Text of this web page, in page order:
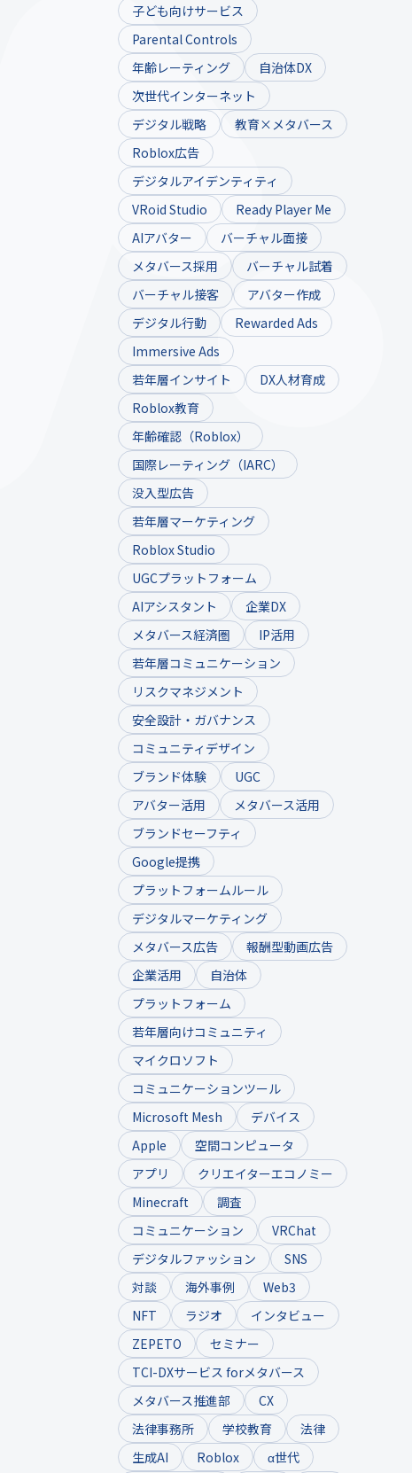
子ども向けサービス
Parental Controls
年齢レーティング
自治体DX
次世代インターネット
デジタル戦略
教育×メタバース
Roblox広告
デジタルアイデンティティ
VRoid Studio
Ready Player Me
AIアバター
バーチャル面接
メタバース採用
バーチャル試着
バーチャル接客
アバター作成
デジタル行動
Rewarded Ads
Immersive Ads
若年層インサイト
DX人材育成
Roblox教育
年齢確認（Roblox）
国際レーティング（IARC）
没入型広告
若年層マーケティング
Roblox Studio
UGCプラットフォーム
AIアシスタント
企業DX
メタバース経済圏
IP活用
若年層コミュニケーション
リスクマネジメント
安全設計・ガバナンス
コミュニティデザイン
ブランド体験
UGC
アバター活用
メタバース活用
ブランドセーフティ
Google提携
プラットフォームルール
デジタルマーケティング
メタバース広告
報酬型動画広告
企業活用
自治体
プラットフォーム
若年層向けコミュニティ
マイクロソフト
コミュニケーションツール
Microsoft Mesh
デバイス
Apple
空間コンピュータ
アプリ
クリエイターエコノミー
Minecraft
調査
コミュニケーション
VRChat
デジタルファッション
SNS
対談
海外事例
Web3
NFT
ラジオ
インタビュー
ZEPETO
セミナー
TCI-DXサービス forメタバース
メタバース推進部
CX
法律事務所
学校教育
法律
生成AI
Roblox α世代